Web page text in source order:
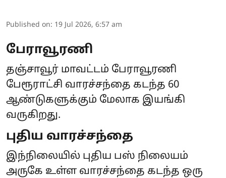
Published on: 19 Jul 2026, 6:57 am
பேராவூரணி
தஞ்சாவூர் மாவட்டம் பேராவூரணி
பேரூராட்சி வாரச்சந்தை கடந்த 60
ஆண்டுகளுக்கும் மேலாக இயங்கி
வருகிறது.
புதிய வாரச்சந்தை
இந்நிலையில் புதிய பஸ் நிலையம்
அருகே உள்ள வாரச்சந்தை கடந்த ஒரு